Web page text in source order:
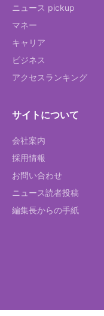
ニュース pickup
マネー
キャリア
ビジネス
アクセスランキング
サイトについて
会社案内
採用情報
お問い合わせ
ニュース読者投稿
編集長からの手紙